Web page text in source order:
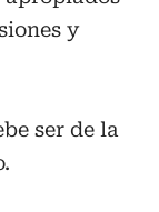
y
ser de la